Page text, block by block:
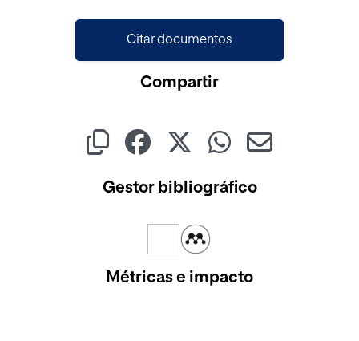
Citar documentos
Compartir
Gestor bibliográfico
Métricas e impacto